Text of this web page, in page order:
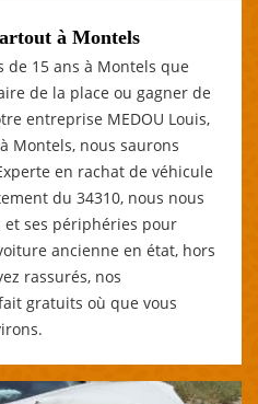
à Montels
de 15 ans à Montels que
de la place ou gagner de
entreprise MEDOU Louis,
Montels, nous saurons
en rachat de véhicule
du 34310, nous nous
et ses périphéries pour
ancienne en état, hors
rassurés, nos
gratuits où que vous